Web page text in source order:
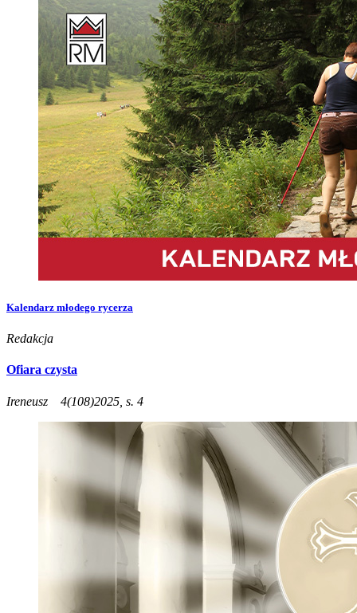
Kalendarz młodego rycerza
Redakcja
Ofiara czysta
Ireneusz 4(108)2025, s. 4